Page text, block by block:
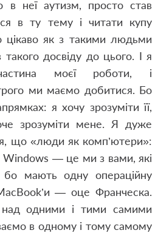
в неї аутизм, просто став
в ту тему і читати купу
цікаво як з такими людьми
досвіду до цього. І я
моєї роботи, і
ми маємо добитися. Бо
я хочу зрозуміти її,
зрозуміти мене. Я дуже
що «люди як комп’ютери»:
Windows — це ми з вами, які
бо мають одну операційну
— оце Франческа.
одними і тими самими
в одному і тому самому